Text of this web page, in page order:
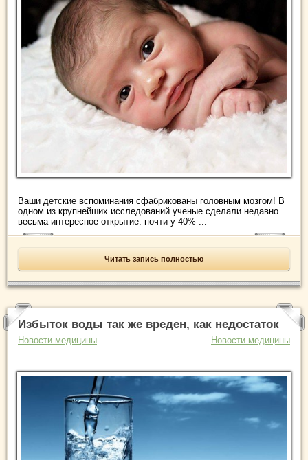
Ваши детские вспоминания сфабрикованы головным мозгом! В
одном из крупнейших исследований ученые сделали недавно
весьма интересное открытие: почти у 40% ...
Читать запись полностью
Избыток воды так же вреден, как недостаток
Новости медицины Новости медицины